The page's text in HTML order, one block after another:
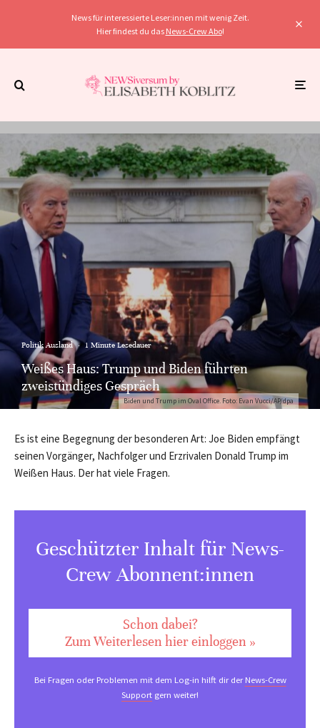
News für interessierte Leser:innen mit wenig Zeit.
Hier findest du das News-Crew Abo!
Biden und Trump im Oval Office. Foto: Evan Vucci/AP/dpa
Politik Ausland · 1 Minute Lesedauer
Weißes Haus: Trump und Biden führten
zweistündiges Gespräch
Es ist eine Begegnung der besonderen Art: Joe Biden empfängt
seinen Vorgänger, Nachfolger und Erzrivalen Donald Trump im
Weißen Haus. Der hat viele Fragen.
Geschützter Inhalt für News-
Crew Abonnent:innen
Schon dabei?
Zum Weiterlesen hier einloggen »
Bei Fragen oder Problemen mit dem Log-in hilft dir derNews-Crew
Support gern weiter!